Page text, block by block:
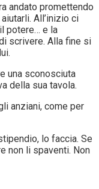
andato promettendo
All’inizio ci
potere… e la
scrivere. Alla fine si
una sconosciuta
della sua tavola.
anziani, come per
lo faccia. Se
non li spaventi. Non